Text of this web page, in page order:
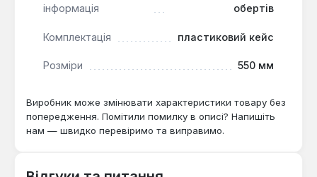
інформація
обертів
Комплектація пластиковий кейс
Розміри 550 мм
Виробник може змінювати характеристики товару без
попередження. Помітили помилку в описі? Напишіть
нам — швидко перевіримо та виправимо.